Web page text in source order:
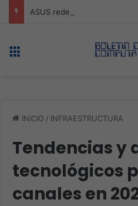
INICIO / INFRAESTRUCTURA
Tendencias y
tecnológicos
canales en